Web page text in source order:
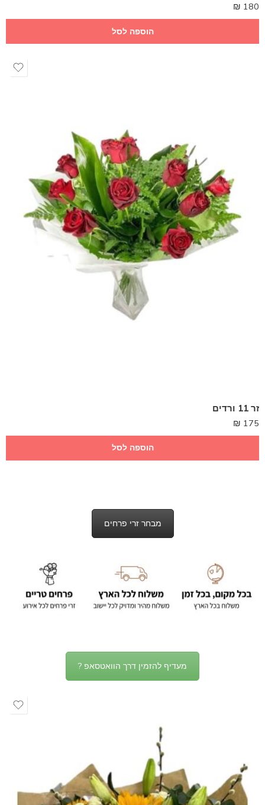
180
₪
הוספה לסל
זר 11 ורדים
175
₪
הוספה לסל
מבחר זרי פרחים
מעדיף להזמין דרך הוואטסאפ ?